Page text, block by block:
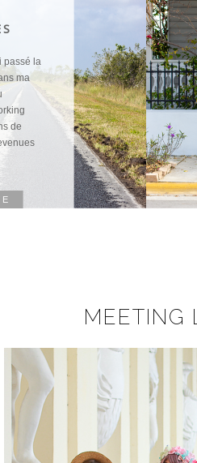
passé la
ma
de
MEETING